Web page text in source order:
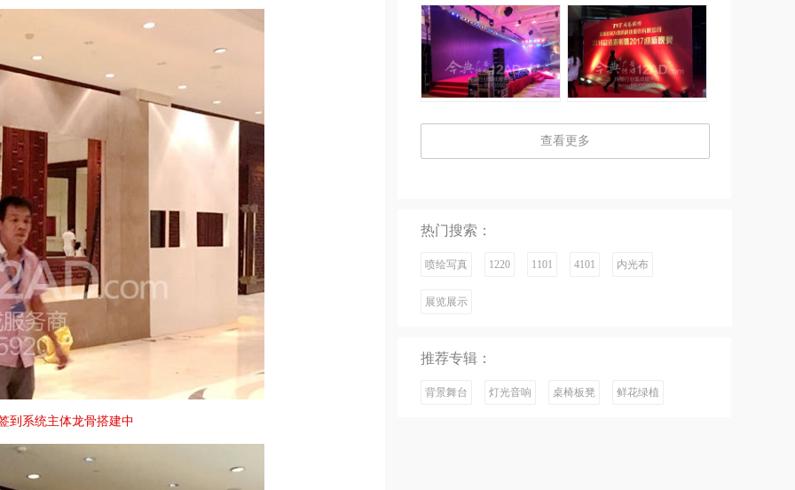
系统主体龙骨搭建中
查看更多
热门搜索：
喷绘写真 1220 1101 4101 内光布
展览展示
推荐专辑：
背景舞台 灯光音响 桌椅板凳 鲜花绿植